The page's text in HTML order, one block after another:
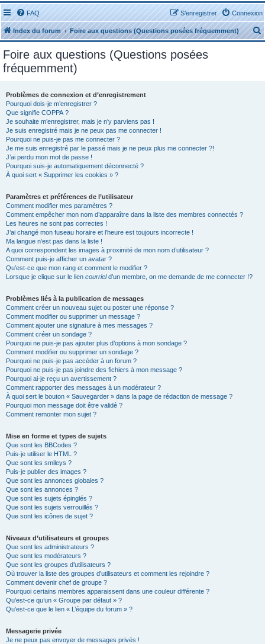
FAQ Connexion
S’enregistrer
Index du forum Foire aux questions (Questions posées fréquemment)
e
Foire aux questions (Questions posées
fréquemment)
Problèmes de connexion et d’enregistrement
Pourquoi dois-je m’enregistrer ?
Que signifie COPPA ?
Je souhaite m’enregistrer, mais je n’y parviens pas !
Je suis enregistré mais je ne peux pas me connecter !
Pourquoi ne puis-je pas me connecter ?
Je me suis enregistré par le passé mais je ne peux plus me connecter ?!
J’ai perdu mon mot de passe !
Pourquoi suis-je automatiquement déconnecté ?
À quoi sert « Supprimer les cookies » ?
Paramètres et préférences de l’utilisateur
Comment modifier mes paramètres ?
Comment empêcher mon nom d’apparaître dans la liste des membres connectés ?
Les heures ne sont pas correctes !
J’ai changé mon fuseau horaire et l’heure est toujours incorrecte !
Ma langue n’est pas dans la liste !
A quoi correspondent les images à proximité de mon nom d’utilisateur ?
Comment puis-je afficher un avatar ?
Qu’est-ce que mon rang et comment le modifier ?
Lorsque je clique sur le lien courrield’un membre, on me demande de me connecter !?
Problèmes liés à la publication de messages
Comment créer un nouveau sujet ou poster une réponse ?
Comment modifier ou supprimer un message ?
Comment ajouter une signature à mes messages ?
Comment créer un sondage ?
Pourquoi ne puis-je pas ajouter plus d’options à mon sondage ?
Comment modifier ou supprimer un sondage ?
Pourquoi ne puis-je pas accéder à un forum ?
Pourquoi ne puis-je pas joindre des fichiers à mon message ?
Pourquoi ai-je reçu un avertissement ?
Comment rapporter des messages à un modérateur ?
À quoi sert le bouton « Sauvegarder » dans la page de rédaction de message ?
Pourquoi mon message doit être validé ?
Comment remonter mon sujet ?
Mise en forme et types de sujets
Que sont les BBCodes ?
Puis-je utiliser le HTML ?
Que sont les smileys ?
Puis-je publier des images ?
Que sont les annonces globales ?
Que sont les annonces ?
Que sont les sujets épinglés ?
Que sont les sujets verrouillés ?
Que sont les icônes de sujet ?
Niveaux d’utilisateurs et groupes
Que sont les administrateurs ?
Que sont les modérateurs ?
Que sont les groupes d’utilisateurs ?
Où trouver la liste des groupes d’utilisateurs et comment les rejoindre ?
Comment devenir chef de groupe ?
Pourquoi certains membres apparaissent dans une couleur différente ?
Qu’est-ce qu’un « Groupe par défaut » ?
Qu’est-ce que le lien « L’équipe du forum » ?
Messagerie privée
Je ne peux pas envoyer de messages privés !